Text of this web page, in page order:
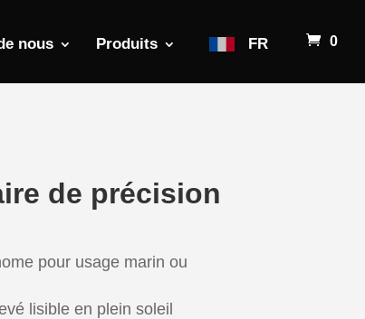
nous Produits FR 0
de précision
pour usage marin ou
lisible en plein soleil